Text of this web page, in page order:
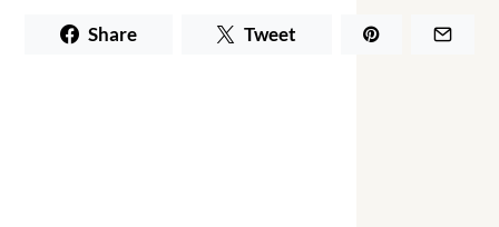
Share Tweet